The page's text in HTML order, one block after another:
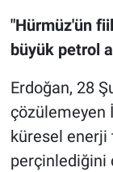
"Hürmüz'ün
büyük petrol
Erdoğan, 28
çözülemeyen
küresel
perçinlediğini